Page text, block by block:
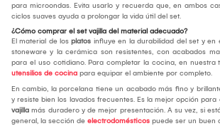
para microondas. Evita usarlo y recuerda que, en ambos
ciclos suaves ayuda a prolongar la vida útil del set.
¿Cómo comprar el set vajilla del material adecuado?
El material de los platos influye en la durabilidad del set y en
stoneware y la cerámica son resistentes, con acabados
para el uso cotidiano. Para completar la cocina, en nuestra
utensilios de cocina para equipar el ambiente por completo.
En cambio, la porcelana tiene un acabado más fino y
y resiste bien los lavados frecuentes. Es la mejor opción para
vajilla más duradero y de mejor presentación. A su vez, si
general, la sección de electrodomésticos puede ser un buen